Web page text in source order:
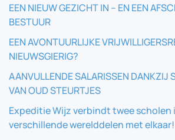
EEN NIEUW GEZICHT IN – EN EEN
BESTUUR
EEN AVONTUURLIJKE
NIEUWSGIERIG?
AANVULLENDE SALARISSEN DANKZIJ
VAN OUD STEURTJES
Expeditie Wijz verbindt twee
verschillende werelddelen met elkaar!